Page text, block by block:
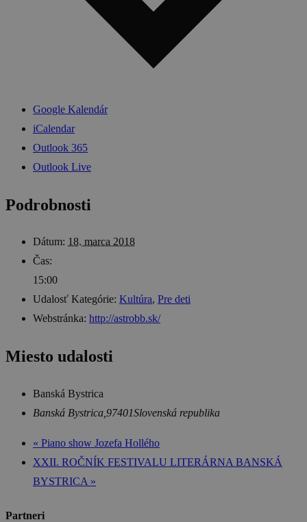
Google Kalendár
iCalendar
Outlook 365
Outlook Live
Podrobnosti
Dátum: 18. marca 2018
Čas:
15:00
Udalosť Kategórie: Kultúra, Pre deti
Webstránka: http://astrobb.sk/
Miesto udalosti
Banská Bystrica
Banská Bystrica 97401Slovenská republika
« Piano show Jozefa Hollého
XXII. ROČNÍK FESTIVALU LITERÁRNA BANSKÁ
BYSTRICA »
Partneri